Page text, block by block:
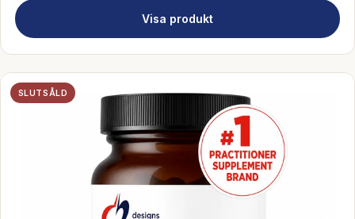
Visa produkt
SLUTSÅLD